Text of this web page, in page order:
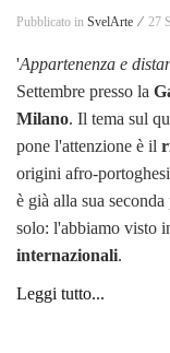
Pubblicato in SvelArte ⁄ 27
'Appartenenza e
Settembre presso la
Milano. Il tema sul
pone l'attenzione è il
origini afro-
è già alla sua
solo: l'abbiamo visto
internazionali.
Leggi tutto...